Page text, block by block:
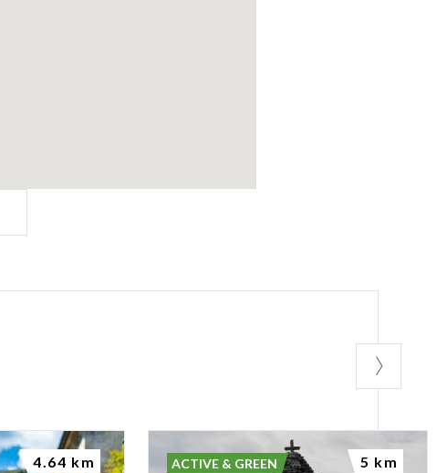
4.64 km ACTIVE & GREEN 5 km